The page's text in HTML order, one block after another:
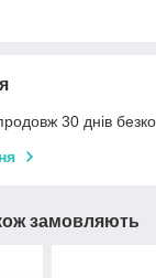
30 днів
замовляють